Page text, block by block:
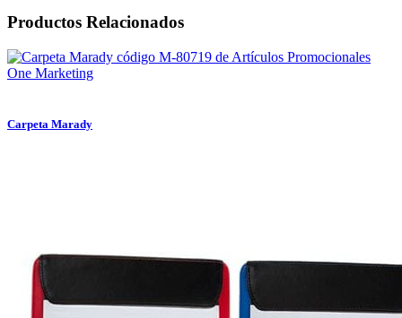
Productos Relacionados
Carpeta Marady